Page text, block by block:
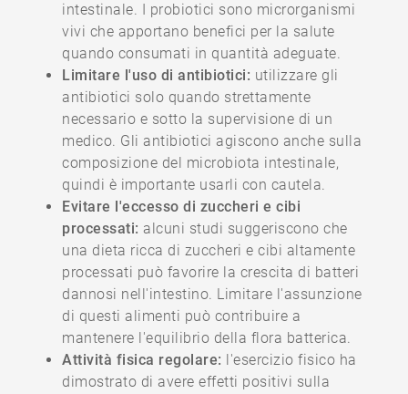
intestinale. I probiotici sono microrganismi
vivi che apportano benefici per la salute
quando consumati in quantità adeguate.
Limitare l'uso di antibiotici: utilizzare gli
antibiotici solo quando strettamente
necessario e sotto la supervisione di un
medico. Gli antibiotici agiscono anche sulla
composizione del microbiota intestinale,
quindi è importante usarli con cautela.
Evitare l'eccesso di zuccheri e cibi
processati: alcuni studi suggeriscono che
una dieta ricca di zuccheri e cibi altamente
processati può favorire la crescita di batteri
dannosi nell'intestino. Limitare l'assunzione
di questi alimenti può contribuire a
mantenere l'equilibrio della flora batterica.
Attività fisica regolare: l'esercizio fisico ha
dimostrato di avere effetti positivi sulla